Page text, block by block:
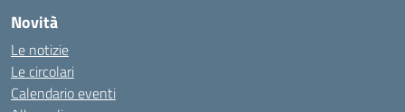
Novità
Le notizie
Le circolari
Calendario eventi